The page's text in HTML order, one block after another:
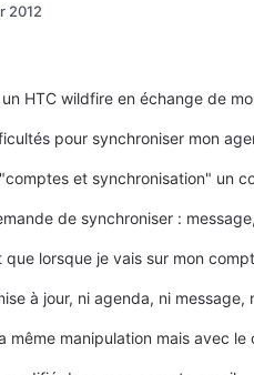
2012
HTC wildfire en échange de
pour synchroniser mon
et synchronisation" un
de synchroniser :
que lorsque je vais sur mon
à jour, ni agenda, ni message,
même manipulation mais avec